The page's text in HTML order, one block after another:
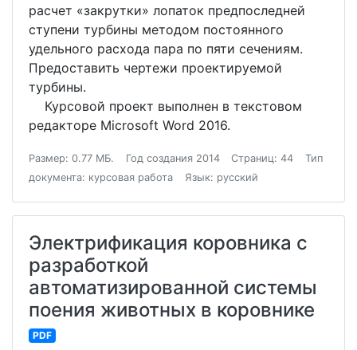
расчет «закрутки» лопаток предпоследней
ступени турбины методом постоянного
удельного расхода пара по пяти сечениям.
Предоставить чертежи проектируемой
турбины.
Курсовой проект выполнен в текстовом
редакторе Microsoft Word 2016.
Размер: 0.77 МБ. Год создания 2014 Страниц: 44
Тип
документа: курсовая работа
Язык: русский
Электрификация коровника с
разработкой
автоматизированной системы
поения животных в коровнике
PDF